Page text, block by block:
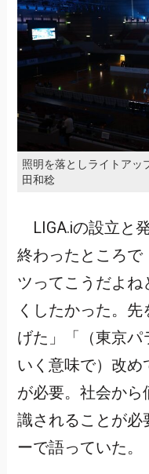
照明を落としライトア
田和稔
LIGA.iの設立と
終わったところで
ツってこうだよね
くしたかった。
げた」「（東京パ
いく意味で）改め
が必要。社会か
識されることが必
ーで語っていた。